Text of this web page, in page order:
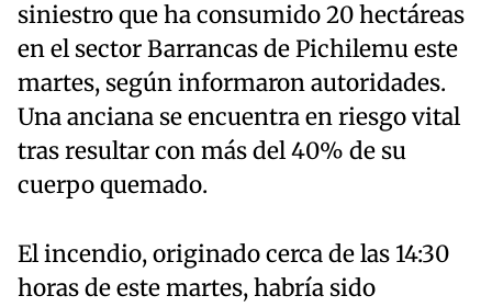
siniestro que ha consumido 20 hectáreas
en el sector Barrancas de Pichilemu este
martes, según informaron autoridades.
Una anciana se encuentra en riesgo vital
tras resultar con más del 40% de su
cuerpo quemado.
El incendio, originado cerca de las 14:30
horas de este martes, habría sido